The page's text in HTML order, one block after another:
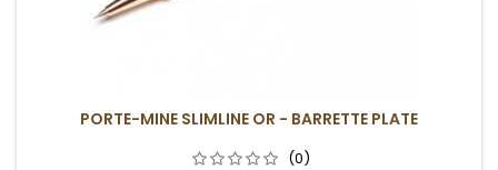
PORTE-MINE SLIMLINE OR - BARRETTE PLATE
(0)